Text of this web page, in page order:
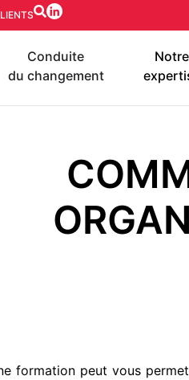
Conduite
du changement
Notre
formation peut vous